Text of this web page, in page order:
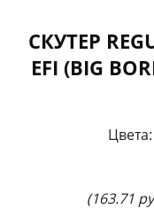
СКУТЕР
EFI (BIG
Цвета:
(163.71